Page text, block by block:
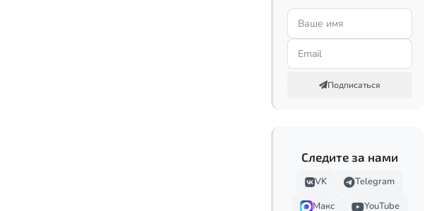
Подписаться
Следите за нами
VK
Telegram
Макс
YouTube